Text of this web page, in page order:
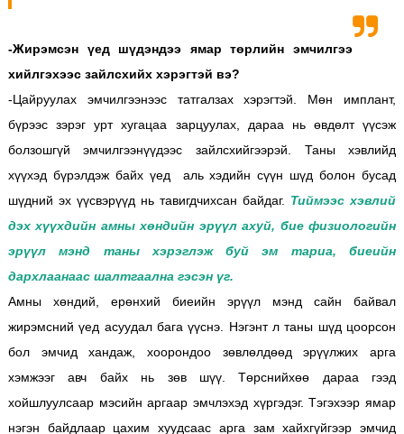
-Жирэмсэн үед шүдэндээ ямар төрлийн эмчилгээ
хийлгэхээс зайлсхийх хэрэгтэй вэ?
-Цайруулах эмчилгээнээс татгалзах хэрэгтэй. Мөн имплант,
бүрээс зэрэг урт хугацаа зарцуулах, дараа нь өвдөлт үүсэж
болзошгүй эмчилгээнүүдээс зайлсхийгээрэй. Таны хэвлийд
хүүхэд бүрэлдэж байх үед аль хэдийн сүүн шүд болон бусад
шүдний эх үүсвэрүүд нь тавигдчихсан байдаг. Тиймээс хэвлий
дэх хүүхдийн амны хөндийн эрүүл ахуй, бие физиологийн
эрүүл мэнд таны хэрэглэж буй эм тариа, биеийн
дархлаанаас шалтгаална гэсэн үг.
Амны хөндий, ерөнхий биеийн эрүүл мэнд сайн байвал
жирэмсний үед асуудал бага үүснэ. Нэгэнт л таны шүд цоорсон
бол эмчид хандаж, хоорондоо зөвлөлдөөд эрүүлжих арга
хэмжээг авч байх нь зөв шүү. Төрснийхөө дараа гээд
хойшлуулсаар мэсийн аргаар эмчлэхэд хүргэдэг. Тэгэхээр ямар
нэгэн байдлаар цахим хуудсаас арга зам хайхгүйгээр эмчид